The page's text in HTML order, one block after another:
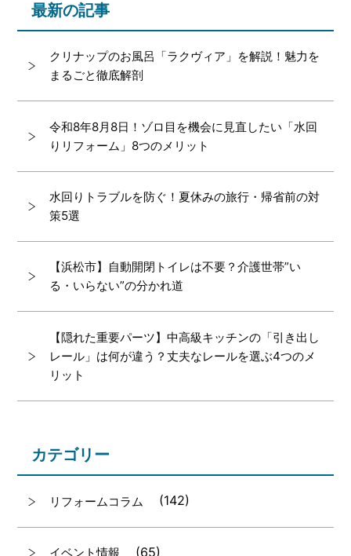
最新の記事
クリナップのお風呂「ラクヴィア」を解説！魅力を
まるごと徹底解剖
令和8年8月8日！ゾロ目を機会に見直したい「水回
りリフォーム」8つのメリット
水回りトラブルを防ぐ！夏休みの旅行・帰省前の対
策5選
【浜松市】自動開閉トイレは不要？介護世帯”い
る・いらない”の分かれ道
【隠れた重要パーツ】中高級キッチンの「引き出し
レール」は何が違う？丈夫なレールを選ぶ4つのメ
リット
カテゴリー
リフォームコラム (142)
イベント情報 (65)